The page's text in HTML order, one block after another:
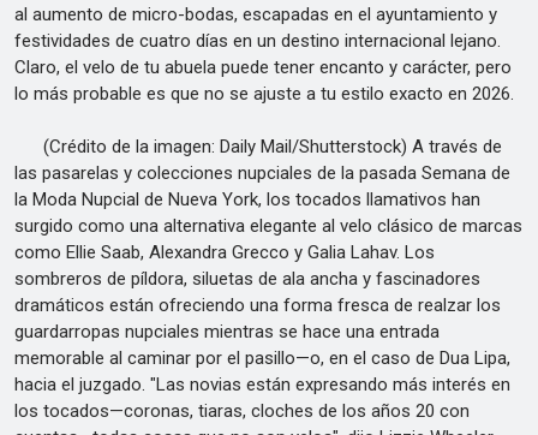
al aumento de micro-bodas, escapadas en el ayuntamiento y
festividades de cuatro días en un destino internacional lejano.
Claro, el velo de tu abuela puede tener encanto y carácter, pero
lo más probable es que no se ajuste a tu estilo exacto en 2026.
(Crédito de la imagen: Daily Mail/Shutterstock) A través de
las pasarelas y colecciones nupciales de la pasada Semana de
la Moda Nupcial de Nueva York, los tocados llamativos han
surgido como una alternativa elegante al velo clásico de marcas
como Ellie Saab, Alexandra Grecco y Galia Lahav. Los
sombreros de píldora, siluetas de ala ancha y fascinadores
dramáticos están ofreciendo una forma fresca de realzar los
guardarropas nupciales mientras se hace una entrada
memorable al caminar por el pasillo—o, en el caso de Dua Lipa,
hacia el juzgado. "Las novias están expresando más interés en
los tocados—coronas, tiaras, cloches de los años 20 con